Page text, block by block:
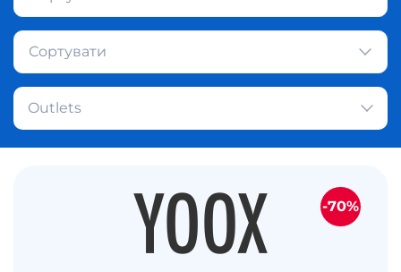
Сортувати
Outlets
-70%